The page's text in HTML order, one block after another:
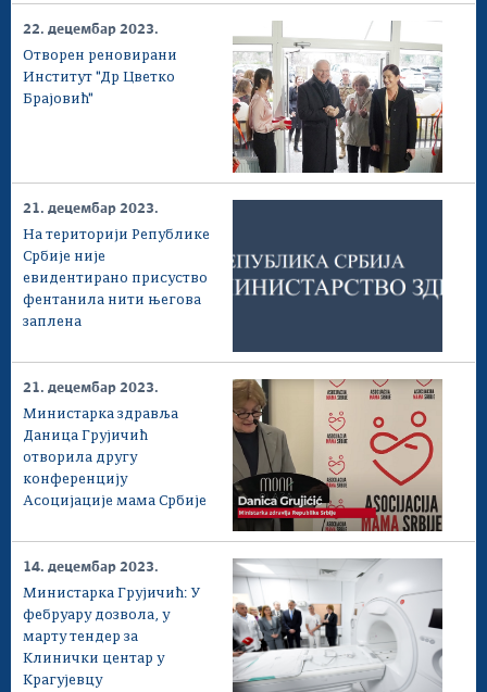
22. децембар 2023.
Отворен реновирани
Институт "Др Цветко
Брајовић"
21. децембар 2023.
На територији Републике
Србије није
евидентирано присуство
фентанила нити његова
заплена
21. децембар 2023.
Министарка здравља
Даница Грујичић
отворила другу
конференцију
Асоцијације мама Србије
14. децембар 2023.
Министарка Грујичић: У
фебруару дозвола, у
марту тендер за
Клинички центар у
Крагујевцу